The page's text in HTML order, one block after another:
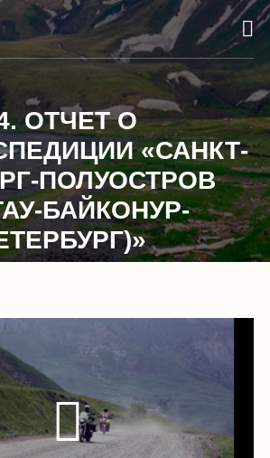
ОТЧЕТ О
«САНКТ-
ПОЛУОСТРОВ
БАЙКОНУР-